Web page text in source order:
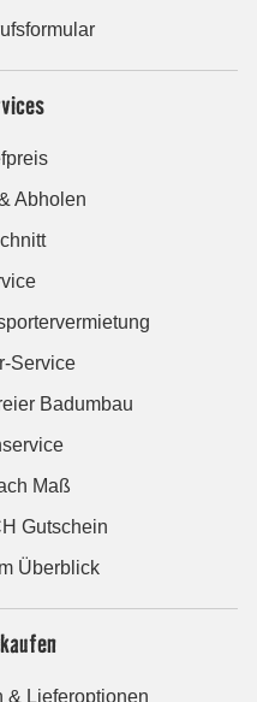
Abholen
Service
Badumbau
Maß
Gutschein
Überblick
& Lieferoptionen